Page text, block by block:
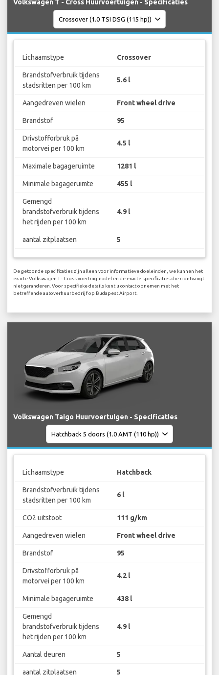
Volkswagen T - Cross Huurvoertuigen - Specificaties
Lichaamstype Crossover
Brandstofverbruik tijdens
stadsritten per 100 km
5.6 l
Aangedreven wielen Front wheel drive
Brandstof 95
Drivstofforbruk på
motorvei per 100 km
4.5 l
Maximale bagageruimte 1281 l
Minimale bagageruimte 455 l
Gemengd
brandstofverbruik tijdens
het rijden per 100 km
4.9 l
aantal zitplaatsen 5
De getoonde specificaties zijn alleen voor informatieve doeleinden, we kunnen het
exacte Volkswagen T - Cross voertuigmodel en de exacte specificaties die u ontvangt
niet garanderen. Voor specifieke details kunt u contact opnemen met het
betreffende autoverhuurbedrijf op Budapest Airport.
Volkswagen Taigo Huurvoertuigen - Specificaties
Lichaamstype Hatchback
Brandstofverbruik tijdens
stadsritten per 100 km
6 l
CO2 uitstoot 111 g/km
Aangedreven wielen Front wheel drive
Brandstof 95
Drivstofforbruk på
motorvei per 100 km
4.2 l
Minimale bagageruimte 438 l
Gemengd
brandstofverbruik tijdens
het rijden per 100 km
4.9 l
Aantal deuren 5
aantal zitplaatsen 5